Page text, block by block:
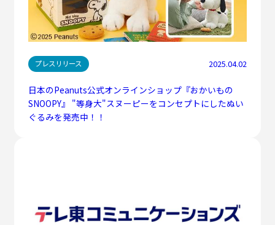
プレスリリース 2025.04.02
日本のPeanuts公式オンラインショップ『おかいもの
SNOOPY』 "等身大"スヌーピーをコンセプトにしたぬい
ぐるみを発売中！！